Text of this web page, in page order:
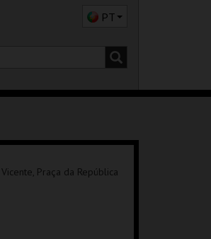
PT
Praça da República